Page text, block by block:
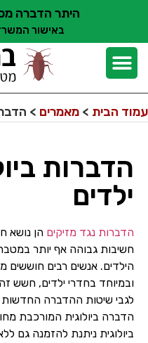
היתר הדברה מספר: 3091
באישור
עמוד הבית > מאמרים >
הדברות
ילדים
הדברות נגד מזיקים הן נושא
חשיבות גבוהה אף יותר
הילדים. אנשים רבים חוששים
ובמיוחד בחדרי ילדים, חשש
לגבי שיטות ההדברה
הדברה ביולוגית המורכבת
ביולוגית ניתנת להזמנה גם